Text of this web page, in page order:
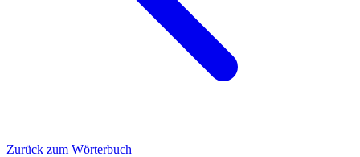
Zurück zum Wörterbuch